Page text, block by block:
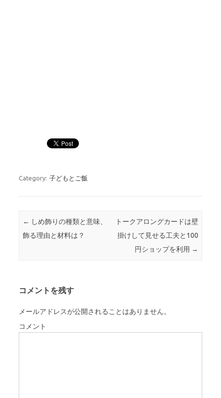
Category: 子どもとご飯
Post navigation
← しめ飾りの種類と意味、
飾る理由と材料は？
トークアロングカードは壁
掛けして見せる工夫と100
円ショップを利用 →
コメントを残す
メールアドレスが公開されることはありません。
コメント